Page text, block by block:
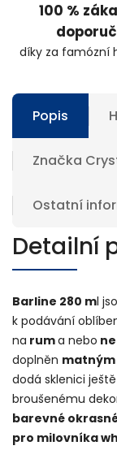
100 %
díky za famózní
Popis
Značka
Ostatní
Detailní
Barline 280 ml
k podávání
na ruma nebo
doplněn
dodá sklenici
broušenému
barevné
pro milovníka